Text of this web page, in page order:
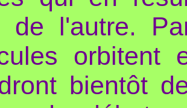
de l'autre.
orbitent
bientôt